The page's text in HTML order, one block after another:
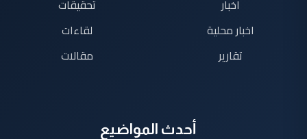
اخبار
اخبار محلية
تقارير
تحقيقات
لقاءات
مقالات
أحدث المواضيع